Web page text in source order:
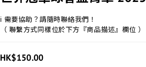
ℹ 需要協助？請隨時聯絡我們！
（ 聯繫方式同樣位於下方『商品描述』欄位 ）
HK$150.00